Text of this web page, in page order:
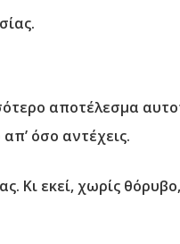
αποτέλεσμα
όσο αντέχεις.
Κι εκεί, χωρίς